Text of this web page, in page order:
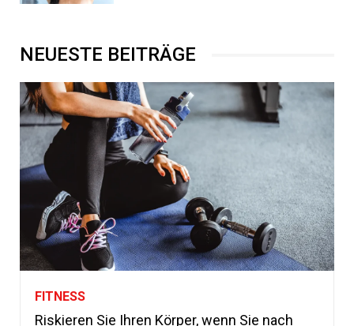
NEUESTE BEITRÄGE
FITNESS
Riskieren Sie Ihren Körper, wenn Sie nach